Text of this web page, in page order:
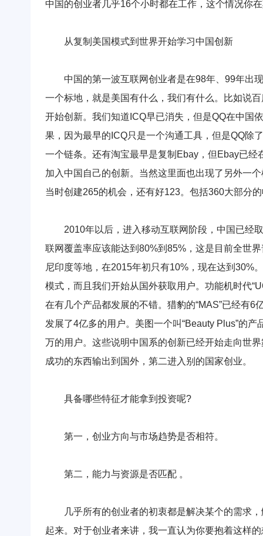
中国的创业者几乎16个小时都在工作，这个情况你在
从复制美国模式到世界开始学习中国创新
中国的第一波互联网创业者是在98年、99年出现
一个标地，就是美国有什么，我们有什么。比如说
开始创新。我们知道ICQ早已消失，但是QQ在中国
果，因为最早的ICQ只是一个沟通工具，但是QQ除
一个链条。还有淘宝最早是复制Ebay，但Ebay已
加入中国自己的创新。当然这里面也出现了另外一
当时创建265的机会，还有好123。包括360大部分
2010年以后，进入移动互联网阶段，中国已经取
联网覆盖率应该能达到80%到85%，这是目前全世
尼印度等地，在2015年初只有10%，现在达到30%
模式，而且我们开始从国外获取用户。功能机时代
在有几个产品都发展的不错。猎豹的“MAS”已经有6
发展了4亿多的用户。美图一个叫“Beauty Plus”的
万的用户。这些说明中国系的创新已经开始走向世
成功的东西输出到国外，第二进入别的国家创业。
具备哪些特征才能拿到投资呢?
第一，创业方向与市场趋势是否相符。
第二，能力与资源是否匹配 。
几乎所有的创业者的初衷都是解决某个的需求，
起来。对于创业者来讲，我一直认为你要抱着这样